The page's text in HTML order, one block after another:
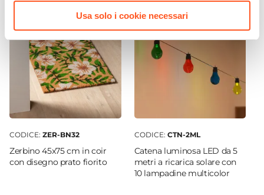
Usa solo i cookie necessari
CODICE: ZER-BN32
Zerbino 45x75 cm in coir
con disegno prato fiorito
CODICE: CTN-2ML
Catena luminosa LED da 5
metri a ricarica solare con
10 lampadine multicolor